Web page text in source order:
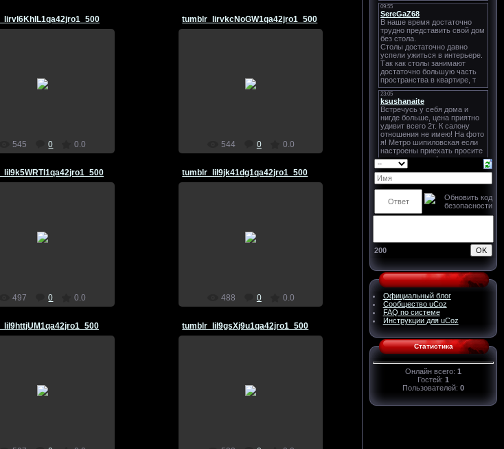
545 0 0.0
tumblr_lirvkcNoGW1qa42jro1_500
544 0 0.0
497 0 0.0
tumblr_lil9jk41dg1qa42jro1_500
488 0 0.0
tumblr_lil9gsXj9u1qa42jro1_500
200
Официальный блог
Сообщество uCoz
FAQ по системе
Инструкции для uCoz
Статистика
Онлайн всего: 1
Гостей: 1
Пользователей: 0